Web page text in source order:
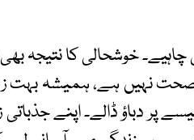
خوشحالی کا نتیجہ
نہیں ہے، ہمیشہ بہت
پر دباؤ ڈالے۔ اپنے